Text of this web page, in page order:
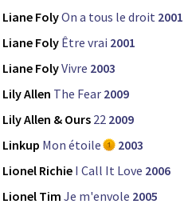
Liane FolyOn a tous le droit 2001
Liane Foly Être vrai 2001
Liane FolyVivre 2003
Lily Allen The Fear 2009
Lily Allen & Ours 22 2009
Linkup Mon étoile
2003
Lionel Richie I Call It Love 2006
Lionel Tim Je m'envole 2005